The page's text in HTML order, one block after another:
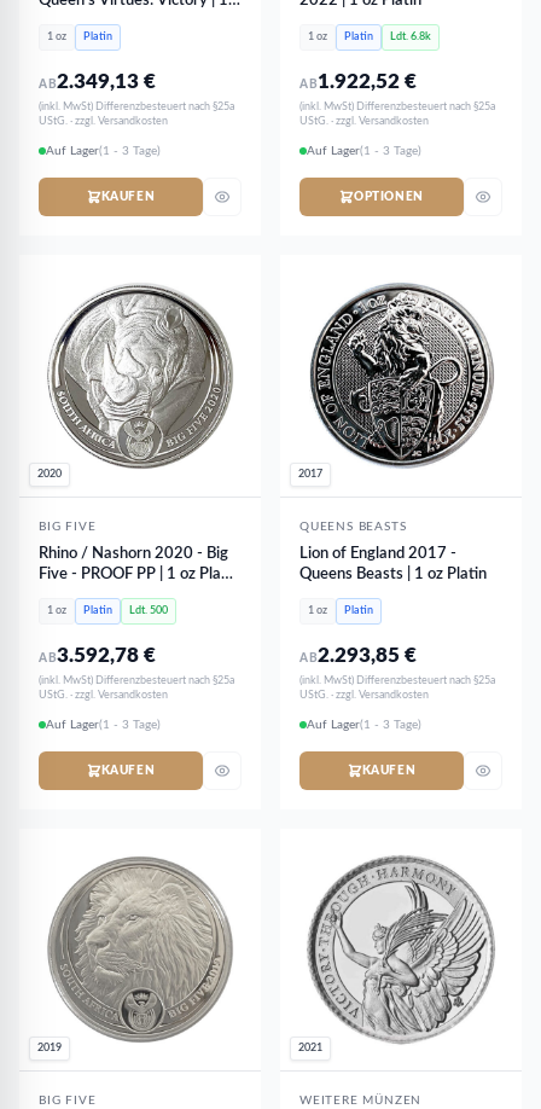
oz Platin
1 oz Platin
AB2.349,13€
(inkl. MwSt) Differenzbesteuert nach §25a
UStG. · zzgl. Versandkosten
Auf Lager(1 - 3 Tage)
KAUFEN
1 oz Platin Ldt. 6.8k
AB 1.922,52€
(inkl. MwSt) Differenzbesteuert nach §25a
UStG. · zzgl. Versandkosten
Auf Lager(1 - 3 Tage)
OPTIONEN
2020
BIG FIVE
Rhino / Nashorn 2020 - Big
Five - PROOF PP | 1 oz Platin
- extrem selten
1 oz Platin Ldt. 500
AB3.592,78€
(inkl. MwSt) Differenzbesteuert nach §25a
UStG. · zzgl. Versandkosten
Auf Lager(1 - 3 Tage)
KAUFEN
2017
QUEENS BEASTS
Lion of England 2017 -
Queens Beasts | 1 oz Platin
1 oz Platin
AB2.293,85€
(inkl. MwSt) Differenzbesteuert nach §25a
UStG. · zzgl. Versandkosten
Auf Lager(1 - 3 Tage)
KAUFEN
2019
BIG FIVE
2021
WEITERE MÜNZEN